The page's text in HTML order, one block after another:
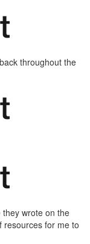
throughout the
wrote on the
resources for me to